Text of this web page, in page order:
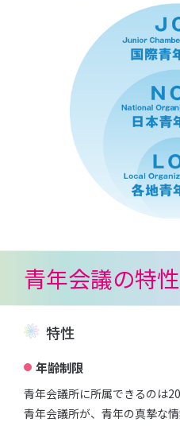
青年会議の特
特性
年齢制限
⻘年会議所に所属できるのは
⻘年会議所が、⻘年の真摯な